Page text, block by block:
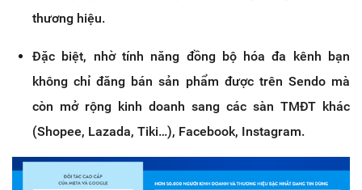
thương hiệu.
Đặc biệt, nhờ tính năng đồng bộ hóa đa kênh bạn
không chỉ đăng bán sản phẩm được trên Sendo mà
còn mở rộng kinh doanh sang các sàn TMĐT khác
(Shopee, Lazada, Tiki…), Facebook, Instagram.